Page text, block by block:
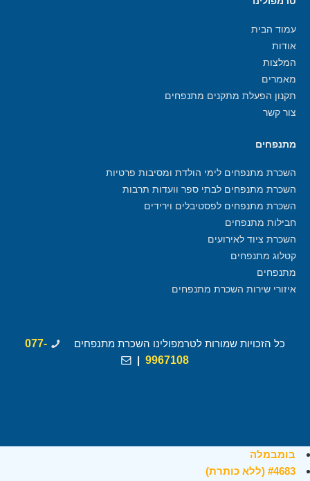
עמוד הבית
אודות
המלצות
מאמרים
תקנון הפעלת מתקנים מתנפחים
צור קשר
מתנפחים
השכרת מתנפחים לימי הולדת ומסיבות פרטיות
השכרת מתנפחים לבתי ספר וועדות תרבות
השכרת מתנפחים לפסטיבלים וירידים
חבילות מתנפחים
השכרת ציוד לאירועים
קטלוג מתנפחים
מתנפחים
איזורי שירות השכרת מתנפחים
כל הזכויות שמורות לטרמפולינו השכרת מתנפחים
077-
9967108
|
בומבמלה
#4683 (ללא כותרת)